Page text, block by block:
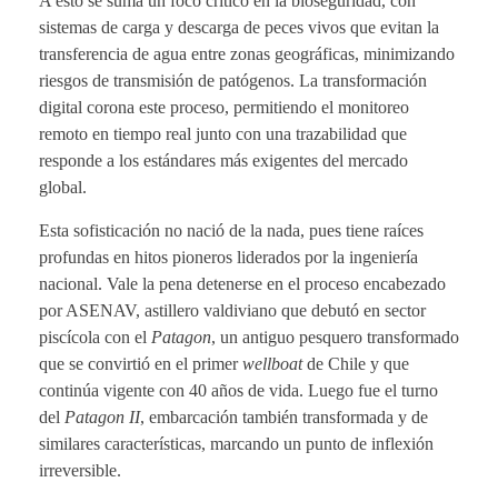
sistemas de carga y descarga de peces vivos que evitan la
transferencia de agua entre zonas geográficas, minimizando
riesgos de transmisión de patógenos. La transformación
digital corona este proceso, permitiendo el monitoreo
remoto en tiempo real junto con una trazabilidad que
responde a los estándares más exigentes del mercado
global.
Esta sofisticación no nació de la nada, pues tiene raíces
profundas en hitos pioneros liderados por la ingeniería
nacional. Vale la pena detenerse en el proceso encabezado
por ASENAV, astillero valdiviano que debutó en sector
piscícola con el Patagon, un antiguo pesquero transformado
que se convirtió en el primerwellboatde Chile y que
continúa vigente con 40 años de vida. Luego fue el turno
del Patagon II, embarcación también transformada y de
similares características, marcando un punto de inflexión
irreversible.